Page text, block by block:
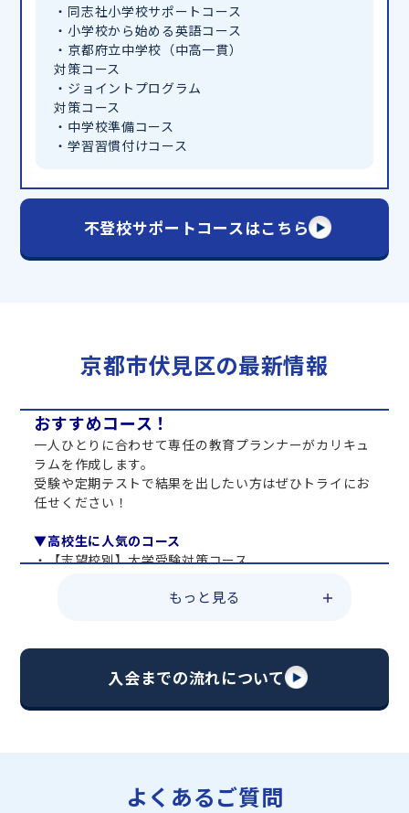
・同志社小学校サポートコース
・小学校から始める英語コース
・京都府立中学校（中高一貫）
対策コース
・ジョイントプログラム
対策コース
・中学校準備コース
・学習習慣付けコース
不登校サポートコースはこちら
京都市伏見区の最新情報
おすすめコース！
一人ひとりに合わせて専任の教育プランナーがカリキュ
ラムを作成します。
受験や定期テストで結果を出したい方はぜひトライにお
任せください！
▼高校生に人気のコース
・【志望校別】大学受験対策コース
・総合型選抜直前対策コース
・【志望校別】公立・私立高校受験対策コース
・宿題サポートコース
もっと見る
入会までの流れについて
よくあるご質問